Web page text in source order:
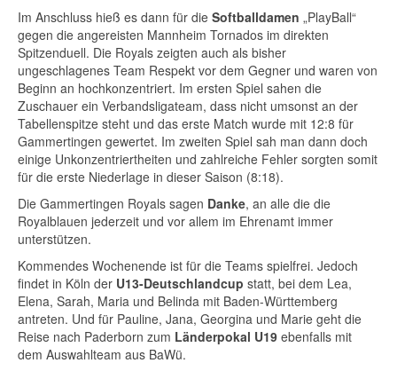
Im Anschluss hieß es dann für die Softballdamen „PlayBall“
gegen die angereisten Mannheim Tornados im direkten
Spitzenduell. Die Royals zeigten auch als bisher
ungeschlagenes Team Respekt vor dem Gegner und waren von
Beginn an hochkonzentriert. Im ersten Spiel sahen die
Zuschauer ein Verbandsligateam, dass nicht umsonst an der
Tabellenspitze steht und das erste Match wurde mit 12:8 für
Gammertingen gewertet. Im zweiten Spiel sah man dann doch
einige Unkonzentriertheiten und zahlreiche Fehler sorgten somit
für die erste Niederlage in dieser Saison (8:18).
Die Gammertingen Royals sagen Danke, an alle die die
Royalblauen jederzeit und vor allem im Ehrenamt immer
unterstützen.
Kommendes Wochenende ist für die Teams spielfrei. Jedoch
findet in Köln der U13-Deutschlandcup statt, bei dem Lea,
Elena, Sarah, Maria und Belinda mit Baden-Württemberg
antreten. Und für Pauline, Jana, Georgina und Marie geht die
Reise nach Paderborn zum Länderpokal U19 ebenfalls mit
dem Auswahlteam aus BaWü.